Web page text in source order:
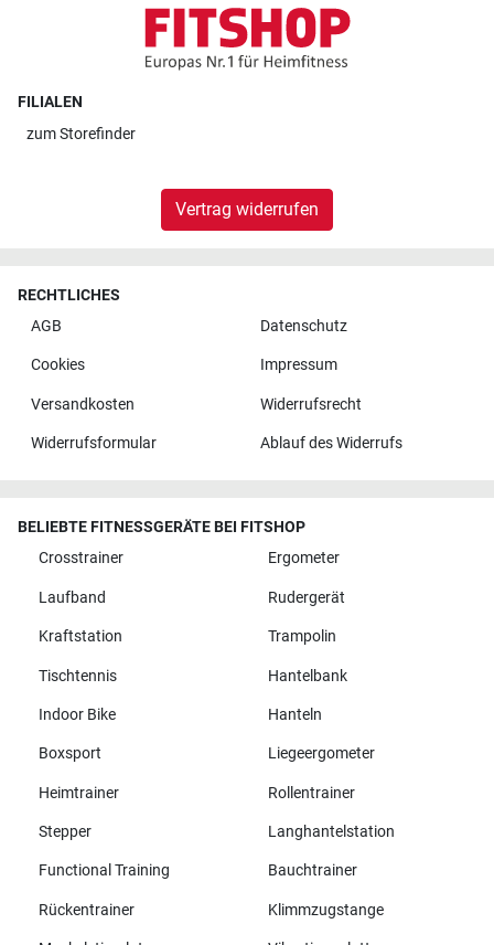
FILIALEN
zumStorefinder
Vertrag widerrufen
RECHTLICHES
AGB
Datenschutz
Cookies Impressum
Versandkosten Widerrufsrecht
Widerrufsformular Ablauf des Widerrufs
BELIEBTE FITNESSGERÄTE BEI FITSHOP
Crosstrainer
Ergometer
Laufband Rudergerät
Kraftstation Trampolin
Tischtennis Hantelbank
Indoor Bike Hanteln
Boxsport Liegeergometer
Heimtrainer Rollentrainer
Stepper Langhantelstation
Functional Training Bauchtrainer
Rückentrainer Klimmzugstange